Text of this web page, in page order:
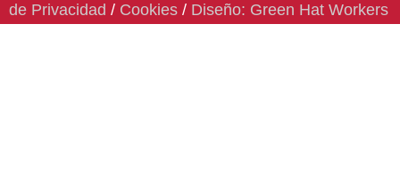
de Privacidad / Cookies / Diseño: Green Hat Workers